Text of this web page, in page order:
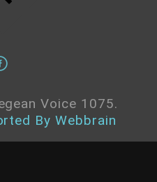
Voice 1075.
By Webbrain